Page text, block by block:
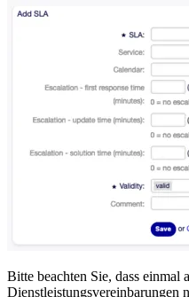
Bitte beachten Sie, dass einmal
Dienstleistungsvereinbarungen